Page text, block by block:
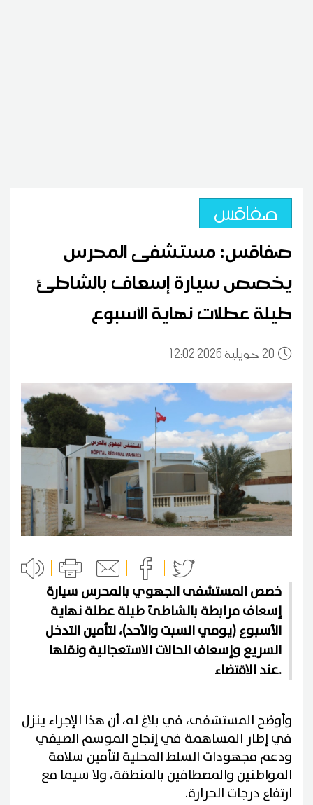
صفاقس
صفاقس: مستشفى المحرس
يخصص سيارة إسعاف بالشاطئ
طيلة عطلات نهاية الأسبوع
20 12:02 2026 جويلية
خصص المستشفى الجهوي بالمحرس سيارة
إسعاف مرابطة بالشاطئ طيلة عطلة نهاية
الأسبوع (يومي السبت والأحد)، لتأمين التدخل
السريع وإسعاف الحالات الاستعجالية ونقلها
عند الاقتضاء.
وأوضح المستشفى، في بلاغ له، أن هذا الإجراء ينزل
في إطار المساهمة في إنجاح الموسم الصيفي
ودعم مجهودات السلط المحلية لتأمين سلامة
المواطنين والمصطافين بالمنطقة، ولا سيما مع
ارتفاع درجات الحرارة.